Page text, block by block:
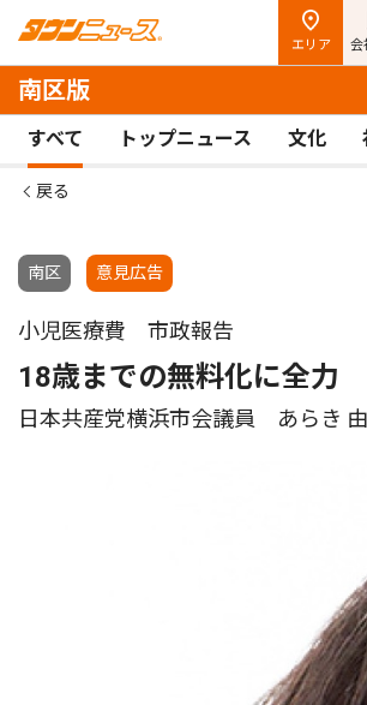
エリア 会
南区版
すべて トップニュース 文化
戻る
南区 意見広告
小児医療費 市政報告
18歳までの無料化に全力
日本共産党横浜市会議員 あらき